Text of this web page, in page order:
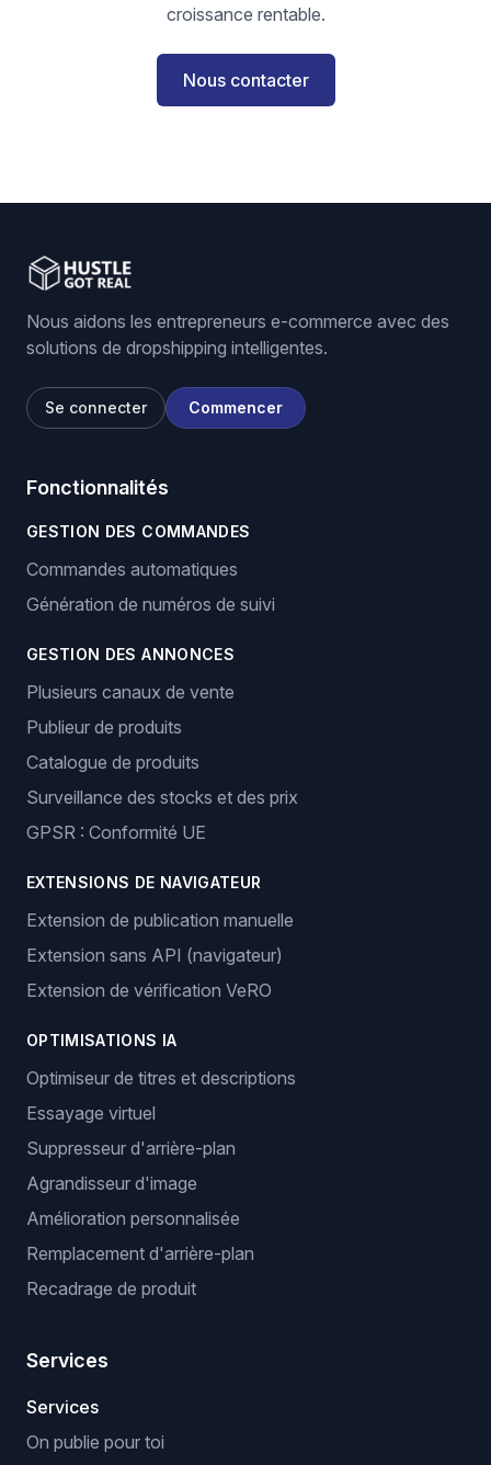
croissance rentable.
Nous contacter
Nous aidons les entrepreneurs e-commerce avec des
solutions de dropshipping intelligentes.
Se connecter Commencer
Fonctionnalités
GESTION DES COMMANDES
Commandes automatiques
Génération de numéros de suivi
GESTION DES ANNONCES
Plusieurs canaux de vente
Publieur de produits
Catalogue de produits
Surveillance des stocks et des prix
GPSR : Conformité UE
EXTENSIONS DE NAVIGATEUR
Extension de publication manuelle
Extension sans API (navigateur)
Extension de vérification VeRO
OPTIMISATIONS IA
Optimiseur de titres et descriptions
Essayage virtuel
Suppresseur d'arrière-plan
Agrandisseur d'image
Amélioration personnalisée
Remplacement d'arrière-plan
Recadrage de produit
Services
Services
On publie pour toi